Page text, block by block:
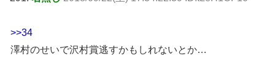
>>34
澤村のせいで沢村賞逃すかもしれないとか…